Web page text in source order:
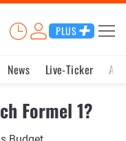
PLUS
News Live-Ticker
Formel 1?